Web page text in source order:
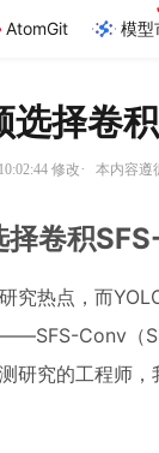
AtomGit 模型
择卷
修改· 本内容遵
卷积
究热点，而
Conv
研究的工程师